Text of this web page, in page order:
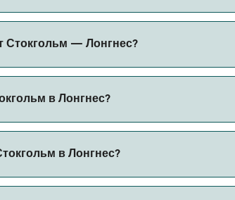
Стокгольм — Лонгнес?
в Лонгнес?
в Лонгнес?